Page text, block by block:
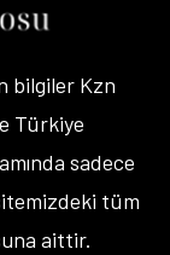
bilgiler Kzn
Türkiye
sadece
tüm
aittir.